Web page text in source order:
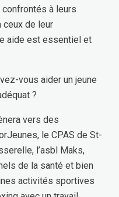
à leurs
de leur
aide est essentiel et
vous aider un jeune
?
vers des
le CPAS de St-
l’asbl Maks,
de la santé et bien
activités sportives